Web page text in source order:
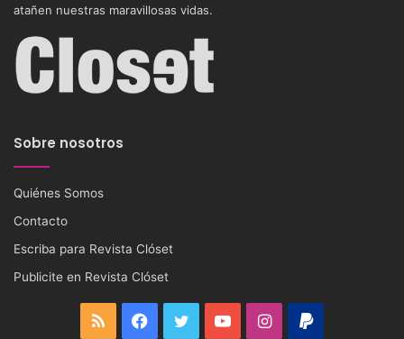
atañen nuestras maravillosas vidas.
Sobre nosotros
Quiénes Somos
Contacto
Escriba para Revista Clóset
Publicite en Revista Clóset
RSS Facebook
TwitterYouTubeInstagram
PayPal